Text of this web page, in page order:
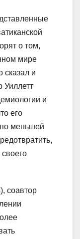
о том,
мире
сказал и
Уиллетт
и
его
по меньшей
соавтор